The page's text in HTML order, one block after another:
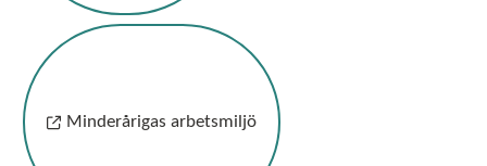
Minderårigas arbetsmiljö